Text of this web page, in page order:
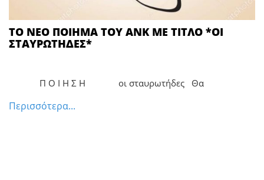
ΤΟ ΝΕΟ ΠΟΙΗΜΑ ΤΟΥ ΑΝΚ ΜΕ ΤΙΤΛΟ *ΟΙ
ΣΤΑΥΡΩΤΗΔΕΣ*
Π Ο Ι Η Σ Η οι σταυρωτήδες Θα
Περισσότερα...